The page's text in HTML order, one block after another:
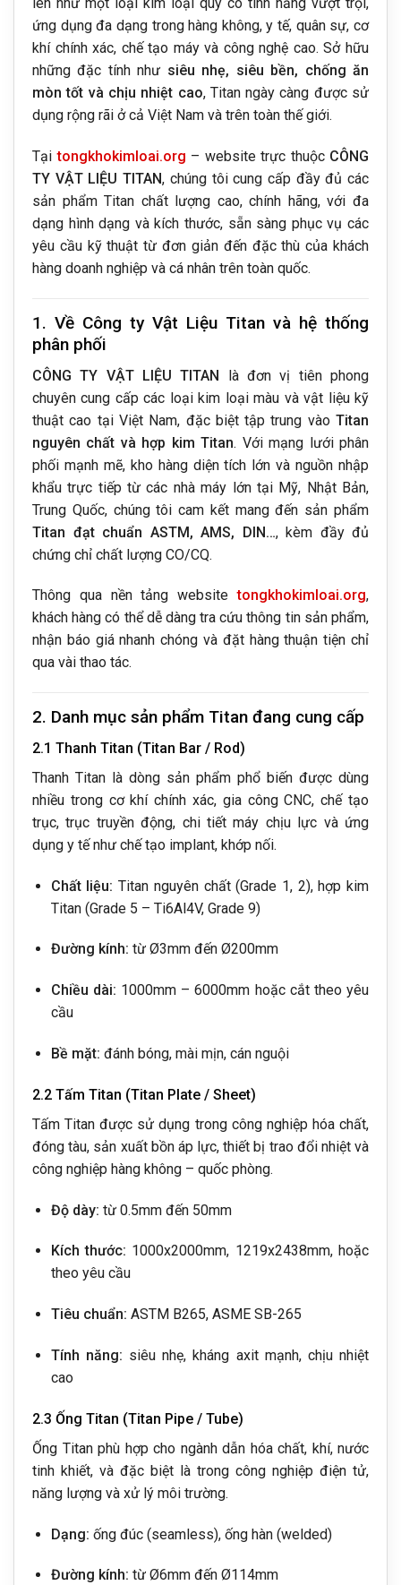
lên như một loại kim loại quý có tính năng vượt trội,
ứng dụng đa dạng trong hàng không, y tế, quân sự, cơ
khí chính xác, chế tạo máy và công nghệ cao. Sở hữu
những đặc tính như siêu nhẹ, siêu bền, chống ăn
mòn tốt và chịu nhiệt cao, Titan ngày càng được sử
dụng rộng rãi ở cả Việt Nam và trên toàn thế giới.
Tạitongkhokimloai.org – website trực thuộc CÔNG
TY VẬT LIỆU TITAN, chúng tôi cung cấp đầy đủ các
sản phẩm Titan chất lượng cao, chính hãng, với đa
dạng hình dạng và kích thước, sẵn sàng phục vụ các
yêu cầu kỹ thuật từ đơn giản đến đặc thù của khách
hàng doanh nghiệp và cá nhân trên toàn quốc.
1. Về Công ty Vật Liệu Titan và hệ thống
phân phối
CÔNG TY VẬT LIỆU TITAN là đơn vị tiên phong
chuyên cung cấp các loại kim loại màu và vật liệu kỹ
thuật cao tại Việt Nam, đặc biệt tập trung vào Titan
nguyên chất và hợp kim Titan. Với mạng lưới phân
phối mạnh mẽ, kho hàng diện tích lớn và nguồn nhập
khẩu trực tiếp từ các nhà máy lớn tại Mỹ, Nhật Bản,
Trung Quốc, chúng tôi cam kết mang đến sản phẩm
Titan đạt chuẩn ASTM, AMS, DIN…, kèm đầy đủ
chứng chỉ chất lượng CO/CQ.
Thông qua nền tảng websitetongkhokimloai.org,
khách hàng có thể dễ dàng tra cứu thông tin sản phẩm,
nhận báo giá nhanh chóng và đặt hàng thuận tiện chỉ
qua vài thao tác.
2. Danh mục sản phẩm Titan đang cung cấp
2.1 Thanh Titan (Titan Bar / Rod)
Thanh Titan là dòng sản phẩm phổ biến được dùng
nhiều trong cơ khí chính xác, gia công CNC, chế tạo
trục, trục truyền động, chi tiết máy chịu lực và ứng
dụng y tế như chế tạo implant, khớp nối.
Chất liệu: Titan nguyên chất (Grade 1, 2), hợp kim
Titan (Grade 5 – Ti6Al4V, Grade 9)
Đường kính: từ Ø3mm đến Ø200mm
Chiều dài: 1000mm – 6000mm hoặc cắt theo yêu
cầu
Bề mặt: đánh bóng, mài mịn, cán nguội
2.2 Tấm Titan (Titan Plate / Sheet)
Tấm Titan được sử dụng trong công nghiệp hóa chất,
đóng tàu, sản xuất bồn áp lực, thiết bị trao đổi nhiệt và
công nghiệp hàng không – quốc phòng.
Độ dày: từ 0.5mm đến 50mm
Kích thước: 1000x2000mm, 1219x2438mm, hoặc
theo yêu cầu
Tiêu chuẩn: ASTM B265, ASME SB-265
Tính năng: siêu nhẹ, kháng axit mạnh, chịu nhiệt
cao
2.3 Ống Titan (Titan Pipe / Tube)
Ống Titan phù hợp cho ngành dẫn hóa chất, khí, nước
tinh khiết, và đặc biệt là trong công nghiệp điện tử,
năng lượng và xử lý môi trường.
Dạng: ống đúc (seamless), ống hàn (welded)
Đường kính: từ Ø6mm đến Ø114mm